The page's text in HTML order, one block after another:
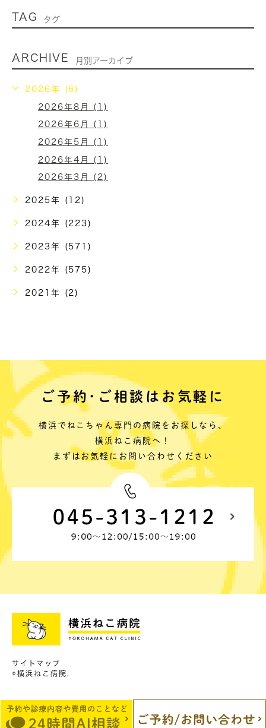
TAG タグ
ARCHIVE 月別アーカイブ
2026年 (6)
2026年8月 (1)
2026年6月 (1)
2026年5月 (1)
2026年4月 (1)
2026年3月 (2)
2025年 (12)
2024年 (223)
2023年 (571)
2022年 (575)
2021年 (2)
ご予約･ご相談はお気軽に
横浜でねこちゃん専門の病院をお探しなら、
横浜ねこ病院へ！
まずはお気軽にお問い合わせください
サイトマップ
©横浜ねこ病院.